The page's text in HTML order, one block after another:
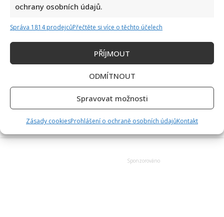
ochrany osobních údajů.
Správa 1814 prodejcůPřečtěte si více o těchto účelech
PŘÍJMOUT
ODMÍTNOUT
Spravovat možnosti
Zásady cookiesProhlášení o ochraně osobních údajůKontakt
Markéta Fišerová patřila k tvářím, které si diváci z
O...
about
čas
Fišerovou:
mládí
princezny,
Stránkování
příspěvků
Předchozí 1 2 3 4 5 6 7
…
116
Další